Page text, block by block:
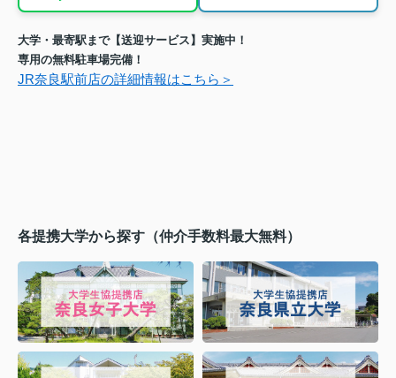
大学・最寄駅まで【送迎サービス】実施中！
専用の無料駐車場完備！
JR奈良駅前店の詳細情報はこちら＞
各提携大学から探す（仲介手数料最大無料）